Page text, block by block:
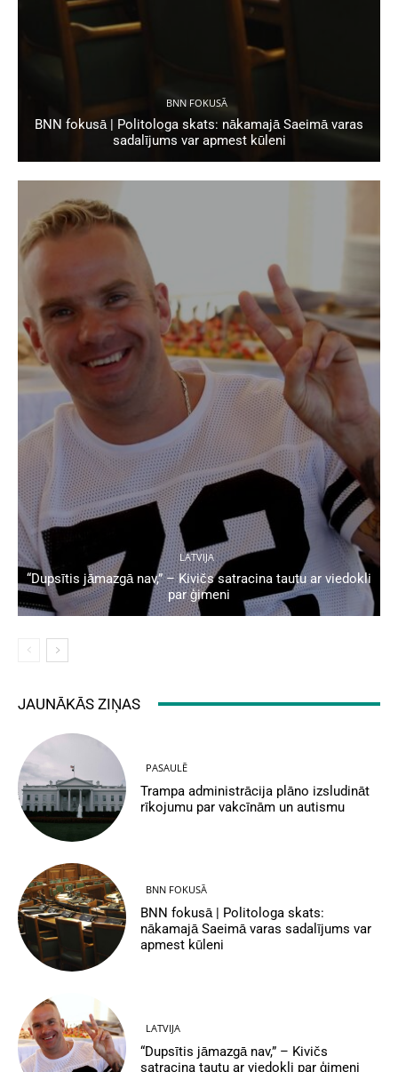
BNN FOKUSĀ
BNN fokusā | Politologa skats: nākamajā Saeimā varas
sadalījums var apmest kūleni
LATVIJA
“Dupsītis jāmazgā nav,” – Kivičs satracina tautu ar viedokli
par ģimeni
JAUNĀKĀS ZIŅAS
PASAULĒ
Trampa administrācija plāno izsludināt
rīkojumu par vakcīnām un autismu
BNN FOKUSĀ
BNN fokusā | Politologa skats:
nākamajā Saeimā varas sadalījums var
apmest kūleni
LATVIJA
“Dupsītis jāmazgā nav,” – Kivičs
satracina tautu ar viedokli par ģimeni